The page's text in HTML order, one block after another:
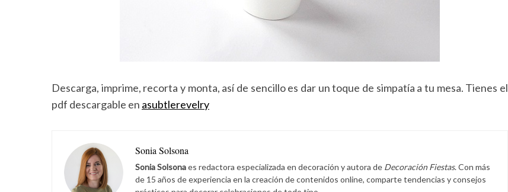
Descarga, imprime, recorta y monta, así de sencillo es dar un toque de simpatía a tu mesa. Tienes el
pdf descargable en asubtlerevelry
Sonia Solsona
Sonia Solsonaes redactora especializada en decoración y autora de Decoración Fiestas. Con más
de 15 años de experiencia en la creación de contenidos online, comparte tendencias y consejos